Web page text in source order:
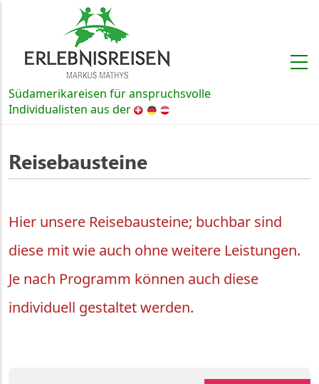
Direkt zum Inhalt
Südamerikareisen für anspruchsvolle
Individualisten aus derSchweiz, Deutschland und
Reisebausteine
Hier unsere Reisebausteine; buchbar sind
diese mit wie auch ohne weitere Leistungen.
Je nach Programm können auch diese
individuell gestaltet werden.